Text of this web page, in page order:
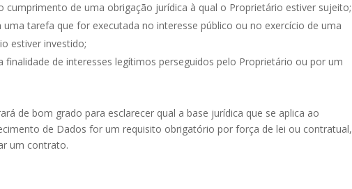
de uma obrigação jurídica à qual o Proprietário estiver sujeito;
tarefa que for executada no interesse público ou no exercício de uma
estiver investido;
de interesses legítimos perseguidos pelo Proprietário ou por um
de bom grado para esclarecer qual a base jurídica que se aplica ao
de Dados for um requisito obrigatório por força de lei ou contratual,
um contrato.